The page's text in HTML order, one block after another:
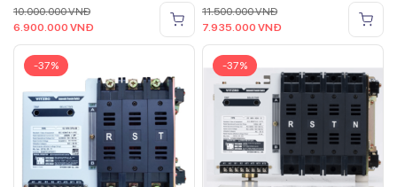
10.000.000VNĐ
6.900.000 VNĐ
11.500.000VNĐ
7.935.000 VNĐ
-37% -37%